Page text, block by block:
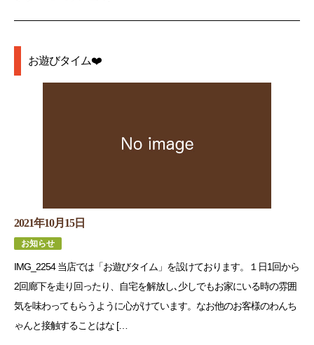
お遊びタイム❤️
2021年10月15日
お知らせ
IMG_2254 当店では「お遊びタイム」を設けております。１日1回から
2回廊下を走り回ったり、自宅を解放し､少しでもお家にいる時の雰囲
気を味わってもらうように心がけています。なお他のお客様のわんち
ゃんと接触することはな […